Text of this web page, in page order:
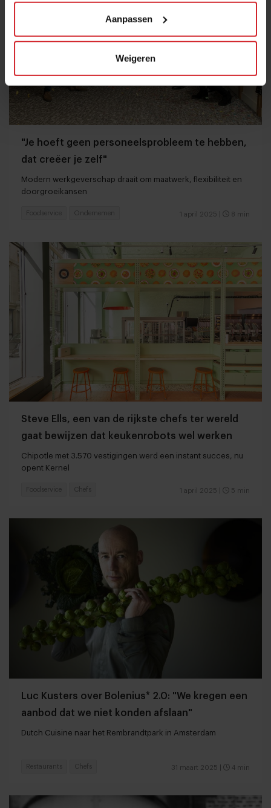
Aanpassen
Weigeren
"Je hoeft geen personeelsprobleem te hebben,
dat creëer je zelf"
Modern werkgeverschap draait om maatwerk, flexibiliteit en
doorgroeikansen
1 april 2025 8 min
Foodservice Ondernemen
Steve Ells, een van de rijkste chefs ter wereld
gaat bewijzen dat keukenrobots wel werken
Chipotle met 3.570 vestigingen werd een instant succes, nu
opent Kernel
1 april 2025 5 min
Foodservice Chefs
Luc Kusters over Bolenius* 2.0: "We kregen een
aanbod dat we niet konden afslaan"
Dutch Cuisine naar het Rembrandtpark in Amsterdam
31 maart 2025 4 min
Restaurants Chefs